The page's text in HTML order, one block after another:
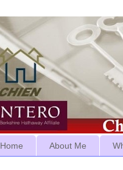
Home About Me